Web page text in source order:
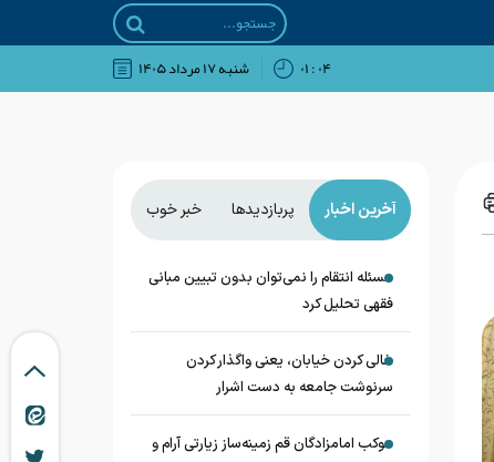
۰۴ : ۰۱ شنبه ۱۷ مرداد ۱۴۰۵
آخرین اخبار پربازدیدها خبر خوب
مسئله انتقام را نمی‌توان بدون تبیین مبانی
فقهی تحلیل کرد
خالی کردن خیابان، یعنی واگذار کردن
سرنوشت جامعه به دست اشرار
موکب امامزادگان قم زمینه‌ساز زیارتی آرام و